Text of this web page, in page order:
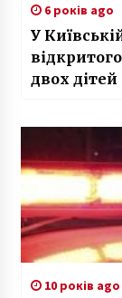
6 років ago
У
двох дітей
10 років ago